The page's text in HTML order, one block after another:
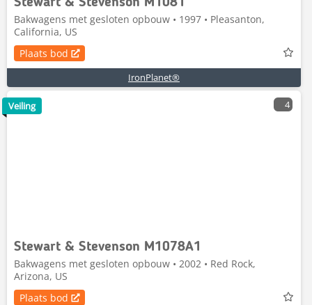
Stewart & Stevenson M1081
Bakwagens met gesloten opbouw • 1997 • Pleasanton,
California, US
Plaats bod
IronPlanet®
4
Stewart & Stevenson M1078A1
Bakwagens met gesloten opbouw • 2002 • Red Rock,
Arizona, US
Plaats bod
Veiling